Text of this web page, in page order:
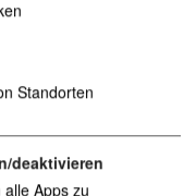
Kindergärten
Standorten
deaktivieren
Apps zu